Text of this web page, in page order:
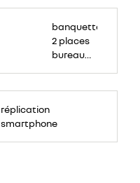
banquette
2 places
bureau
réplication
smartphone